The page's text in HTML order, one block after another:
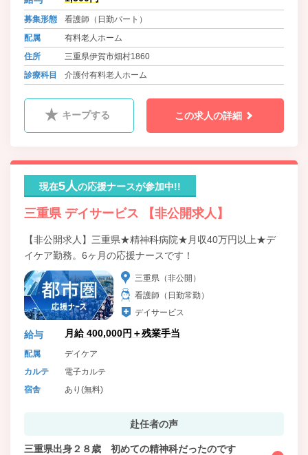
募集形態
看護師（日勤パート）
配属
有料老人ホーム
住所
三重県伊賀市畑村1860
診療科目
介護付有料老人ホーム
キープする この求人の詳細
現在5人の応援ナースが参加中!!
三重県 デイサービス 【非公開求人】
【非公開求人】三重県★精神科病院★月収40万円以上★デ
イケア勤務。6ヶ月の応援ナースです！
三重県（非公開）
看護師（日勤常勤）
デイサービス
給与 月給 400,000円＋残業手当
配属
デイケア
カルテ
電子カルテ
宿舎
あり(無料)
赴任者の声
三重県出身２８歳 初めての精神科だったのです